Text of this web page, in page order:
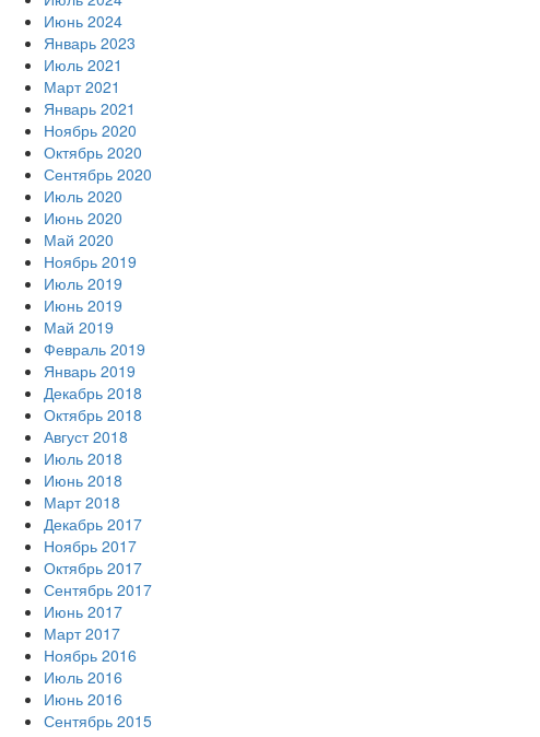
Июнь 2024
Январь 2023
Июль 2021
Март 2021
Январь 2021
Ноябрь 2020
Октябрь 2020
Сентябрь 2020
Июль 2020
Июнь 2020
Май 2020
Ноябрь 2019
Июль 2019
Июнь 2019
Май 2019
Февраль 2019
Январь 2019
Декабрь 2018
Октябрь 2018
Август 2018
Июль 2018
Июнь 2018
Март 2018
Декабрь 2017
Ноябрь 2017
Октябрь 2017
Сентябрь 2017
Июнь 2017
Март 2017
Ноябрь 2016
Июль 2016
Июнь 2016
Сентябрь 2015